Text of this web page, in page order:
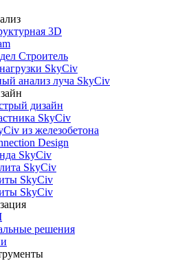
3D
Строитель
SkyCiv
анализ луча SkyCiv
дизайн
SkyCiv
из железобетона
Design
SkyCiv
SkyCiv
SkyCiv
SkyCiv
решения